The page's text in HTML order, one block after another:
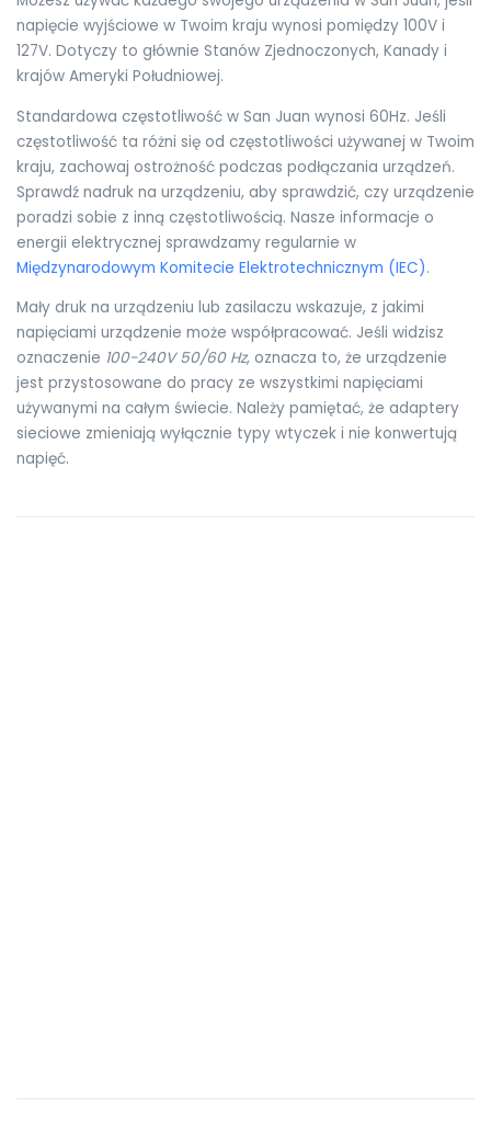
napięcie wyjściowe w Twoim kraju wynosi pomiędzy 100V i
127V. Dotyczy to głównie Stanów Zjednoczonych, Kanady i
krajów Ameryki Południowej.
Standardowa częstotliwość w San Juan wynosi 60Hz. Jeśli
częstotliwość ta różni się od częstotliwości używanej w Twoim
kraju, zachowaj ostrożność podczas podłączania urządzeń.
Sprawdź nadruk na urządzeniu, aby sprawdzić, czy urządzenie
poradzi sobie z inną częstotliwością. Nasze informacje o
energii elektrycznej sprawdzamy regularnie w
Międzynarodowym Komitecie Elektrotechnicznym (IEC).
Mały druk na urządzeniu lub zasilaczu wskazuje, z jakimi
napięciami urządzenie może współpracować. Jeśli widzisz
oznaczenie 100-240V 50/60 Hz, oznacza to, że urządzenie
jest przystosowane do pracy ze wszystkimi napięciami
używanymi na całym świecie. Należy pamiętać, że adaptery
sieciowe zmieniają wyłącznie typy wtyczek i nie konwertują
napięć.